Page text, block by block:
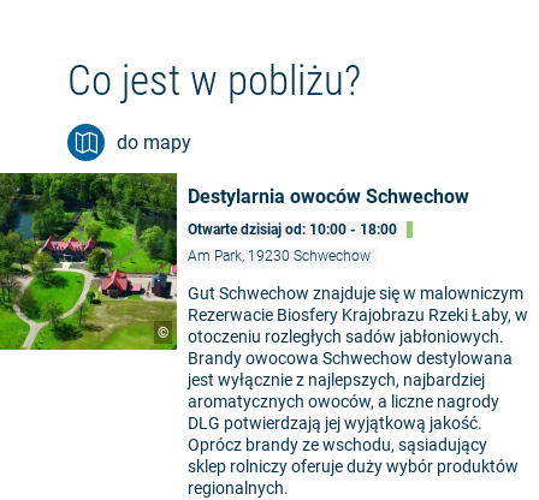
Co jest w pobliżu?
do mapy
©
Destylarnia owoców Schwechow
Otwarte dzisiaj od: 10:00 - 18:00
Am Park, 19230 Schwechow
Gut Schwechow znajduje się w malowniczym
Rezerwacie Biosfery Krajobrazu Rzeki Łaby, w
otoczeniu rozległych sadów jabłoniowych.
Brandy owocowa Schwechow destylowana
jest wyłącznie z najlepszych, najbardziej
aromatycznych owoców, a liczne nagrody
DLG potwierdzają jej wyjątkową jakość.
Oprócz brandy ze wschodu, sąsiadujący
sklep rolniczy oferuje duży wybór produktów
regionalnych.